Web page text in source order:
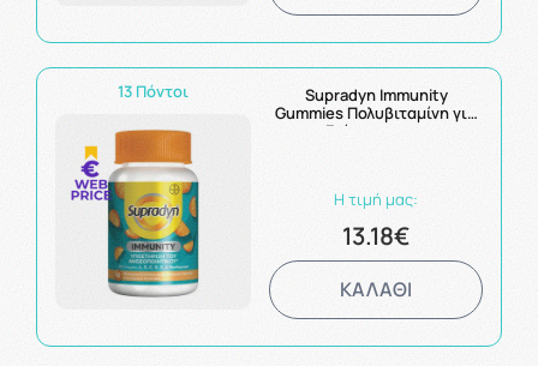
13 Πόντοι
Supradyn Immunity
Gummies Πολυβιταμίνη για
Ενίσχυση του
Η τιμή μας:
13.18€
ΚΑΛΑΘΙ